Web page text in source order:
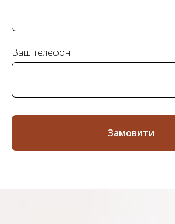
Ваш телефон
Замовити